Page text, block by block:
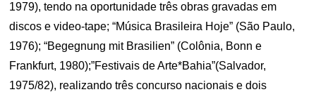
1979), tendo na oportunidade três obras gravadas em
discos e video-tape; “Música Brasileira Hoje” (São Paulo,
1976); “Begegnung mit Brasilien” (Colônia, Bonn e
Frankfurt, 1980);”Festivais de Arte*Bahia”(Salvador,
1975/82), realizando três concurso nacionais e dois